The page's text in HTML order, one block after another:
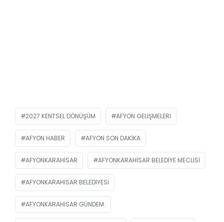
2027 KENTSEL DÖNÜŞÜM AFYON GELIŞMELERI
AFYON HABER AFYON SON DAKIKA
AFYONKARAHISAR AFYONKARAHISAR BELEDIYE MECLISI
AFYONKARAHISAR BELEDIYESI
AFYONKARAHISAR GÜNDEM.